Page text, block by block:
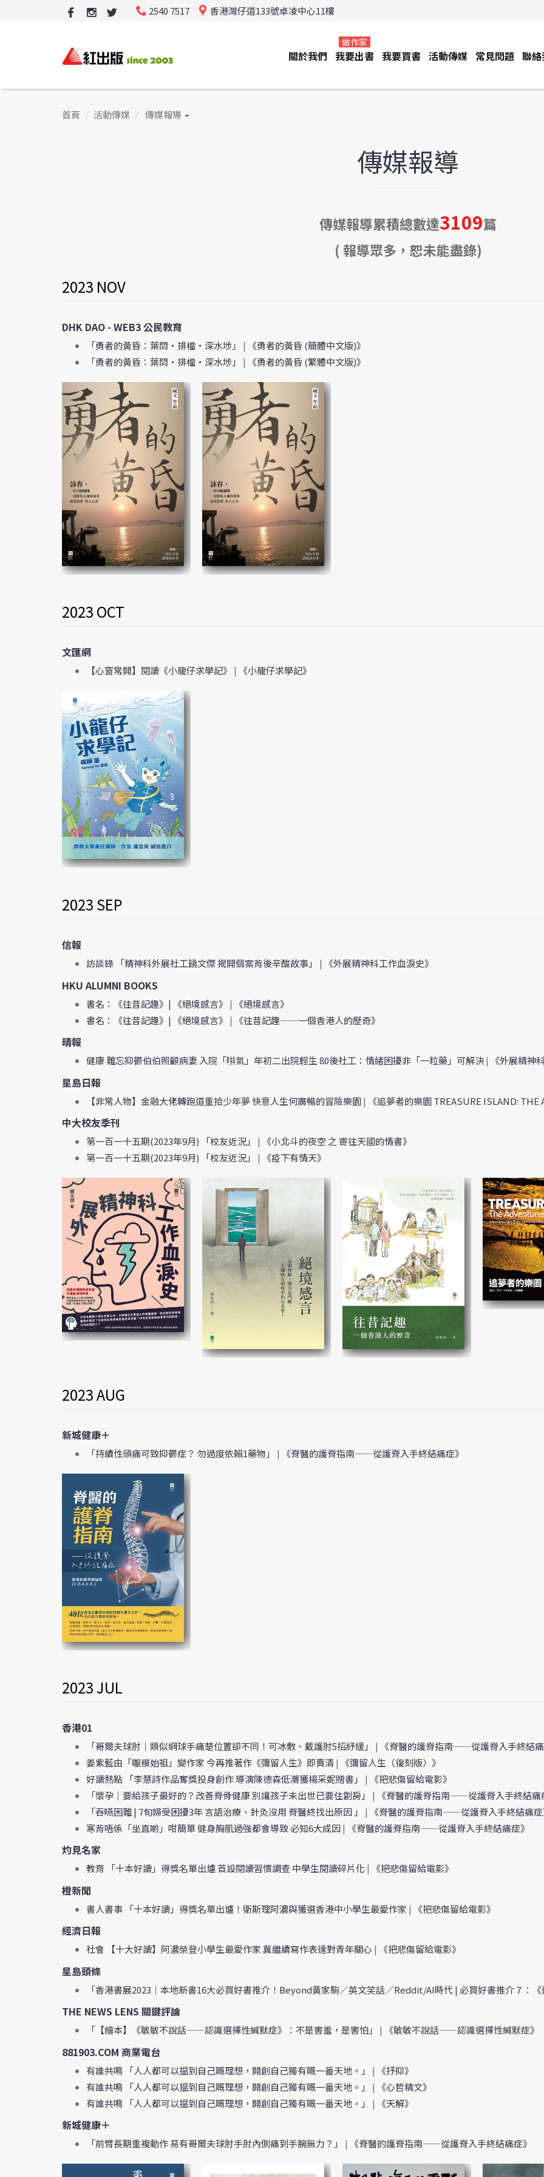
2540 7517 香港灣仔道133號卓凌中心11樓
關於我們 我要出書
做作家
我要買書 活動傳媒 常見問題 聯
首頁 活動傳媒 傳媒報導
傳媒報導
傳媒報導累積總數達3109篇
( 報導眾多，恕未能盡錄)
2023 NOV
DHK DAO - WEB3 公民教育
「勇者的黃昏：葉問・排檔・深水埗」 |
《勇者的黃昏 (簡體中文版)》
「勇者的黃昏：葉問・排檔・深水埗」
| 《勇者的黃昏 (繁體中文版)》
2023 OCT
文匯網
【心窗常開】閱讀《小龍仔求學記》 | 《小龍仔求學記》
2023 SEP
信報
訪談錄 「精神科外展社工饒文傑 揭開個案背後辛酸故事」 | 《外展精神科工作血淚史》
HKU ALUMNI BOOKS
書名：《往昔記趣》| 《絕境感言》 |
《絕境感言》
書名：《往昔記趣》| 《絕境感言》 | 《往昔記趣——一個香港人的歷奇》
晴報
健康 難忘抑鬱伯伯照顧病妻 入院「唞氣」年初二出院輕生 80後社工：情緒困擾非「一粒藥」可解決| 《外展精神
星島日報
【非常人物】金融大佬轉跑道重拾少年夢 快意人生何廣暢的冒險樂園| 《追夢者的樂園 TREASURE ISLAND: THE
中大校友季刊
第一百一十五期(2023年9月) 「校友近況」 |
《小北斗的夜空 之 寄往天國的情書》
第一百一十五期(2023年9月) 「校友近況」
| 《疫下有情天》
2023 AUG
新城健康＋
「持續性頭痛可致抑鬱症？ 勿過度依賴1藥物」 | 《脊醫的護脊指南——從護脊入手終結痛症》
2023 JUL
香港01
「哥爾夫球肘｜類似網球手痛楚位置卻不同！可冰敷、戴護肘5招紓緩」 |
《脊醫的護脊指南——從護脊入手終結痛
姜紫藍由「𡃁模始祖」變作家 今再推著作《彌留人生》即賣清|
《彌留人生（復刻版）》
好讀熱點 「李慧詩作品奪獎投身創作 導演陳德森低潮獲楊采妮贈書」
|
《把悲傷留給電影》
「懷孕｜要給孩子最好的？改善脊骨健康 別讓孩子未出世已要住劏房」
|
《脊醫的護脊指南——從護脊入手終結痛
「吞嚥困難 | 7旬婦受困擾3年 言語治療、針灸沒用 脊醫終找出原因 」
|
《脊醫的護脊指南——從護脊入手終結痛症
寒背唔係「坐直啲」咁簡單 健身胸肌過強都會導致 必知6大成因| 《脊醫的護脊指南——從護脊入手終結痛症》
灼見名家
教育 「十本好讀」得獎名單出爐 首設閱讀習慣調查 中學生閱讀碎片化 | 《把悲傷留給電影》
橙新聞
書人書事 「十本好讀」得獎名單出爐！衛斯理阿濃與獲選香港中小學生最愛作家 | 《把悲傷留給電影》
經濟日報
社會 【十大好讀】阿濃榮登小學生最愛作家 冀繼續寫作表達對青年關心 | 《把悲傷留給電影》
星島頭條
「香港書展2023｜本地新書16大必買好書推介！Beyond黃家駒／英文笑話／Reddit/AI時代 | 必買好書推介７：《
THE NEWS LENS 關鍵評論
「【繪本】《敏敏不說話——認識選擇性緘默症》：不是害羞，是害怕」 | 《敏敏不說話——認識選擇性緘默症》
881903.COM 商業電台
有誰共鳴 「人人都可以揾到自己嘅理想，開創自己獨有嘅一番天地。」 |
《抒抑》
有誰共鳴 「人人都可以揾到自己嘅理想，開創自己獨有嘅一番天地。」
|
《心哲精文》
有誰共鳴 「人人都可以揾到自己嘅理想，開創自己獨有嘅一番天地。」
| 《天解》
新城健康＋
「前臂長期重複動作 易有哥爾夫球肘手肘內側痛到手腕無力？」 | 《脊醫的護脊指南——從護脊入手終結痛症》